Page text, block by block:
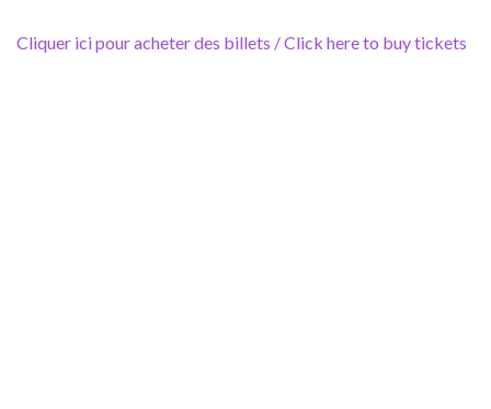
Cliquer ici pour acheter des billets / Click here to buy tickets